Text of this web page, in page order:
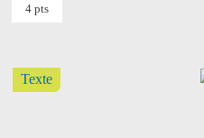
4 pts
Texte